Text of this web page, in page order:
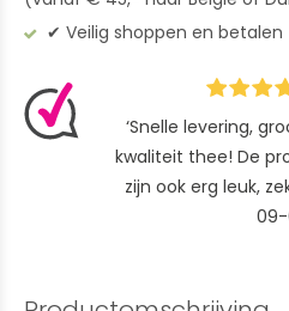
✔︎ Veilig shoppen en betalen
‘Snelle levering,
kwaliteit thee! De
zijn ook erg leuk,
09-